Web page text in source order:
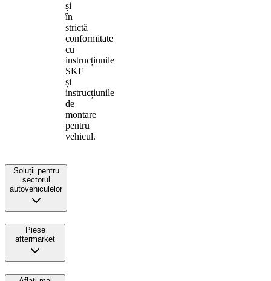
și
în
strictă
conformitate
cu
instrucțiunile
SKF
și
instrucțiunile
de
montare
pentru
vehicul.
Soluții pentru
sectorul
autovehiculelor
Piese
aftermarket